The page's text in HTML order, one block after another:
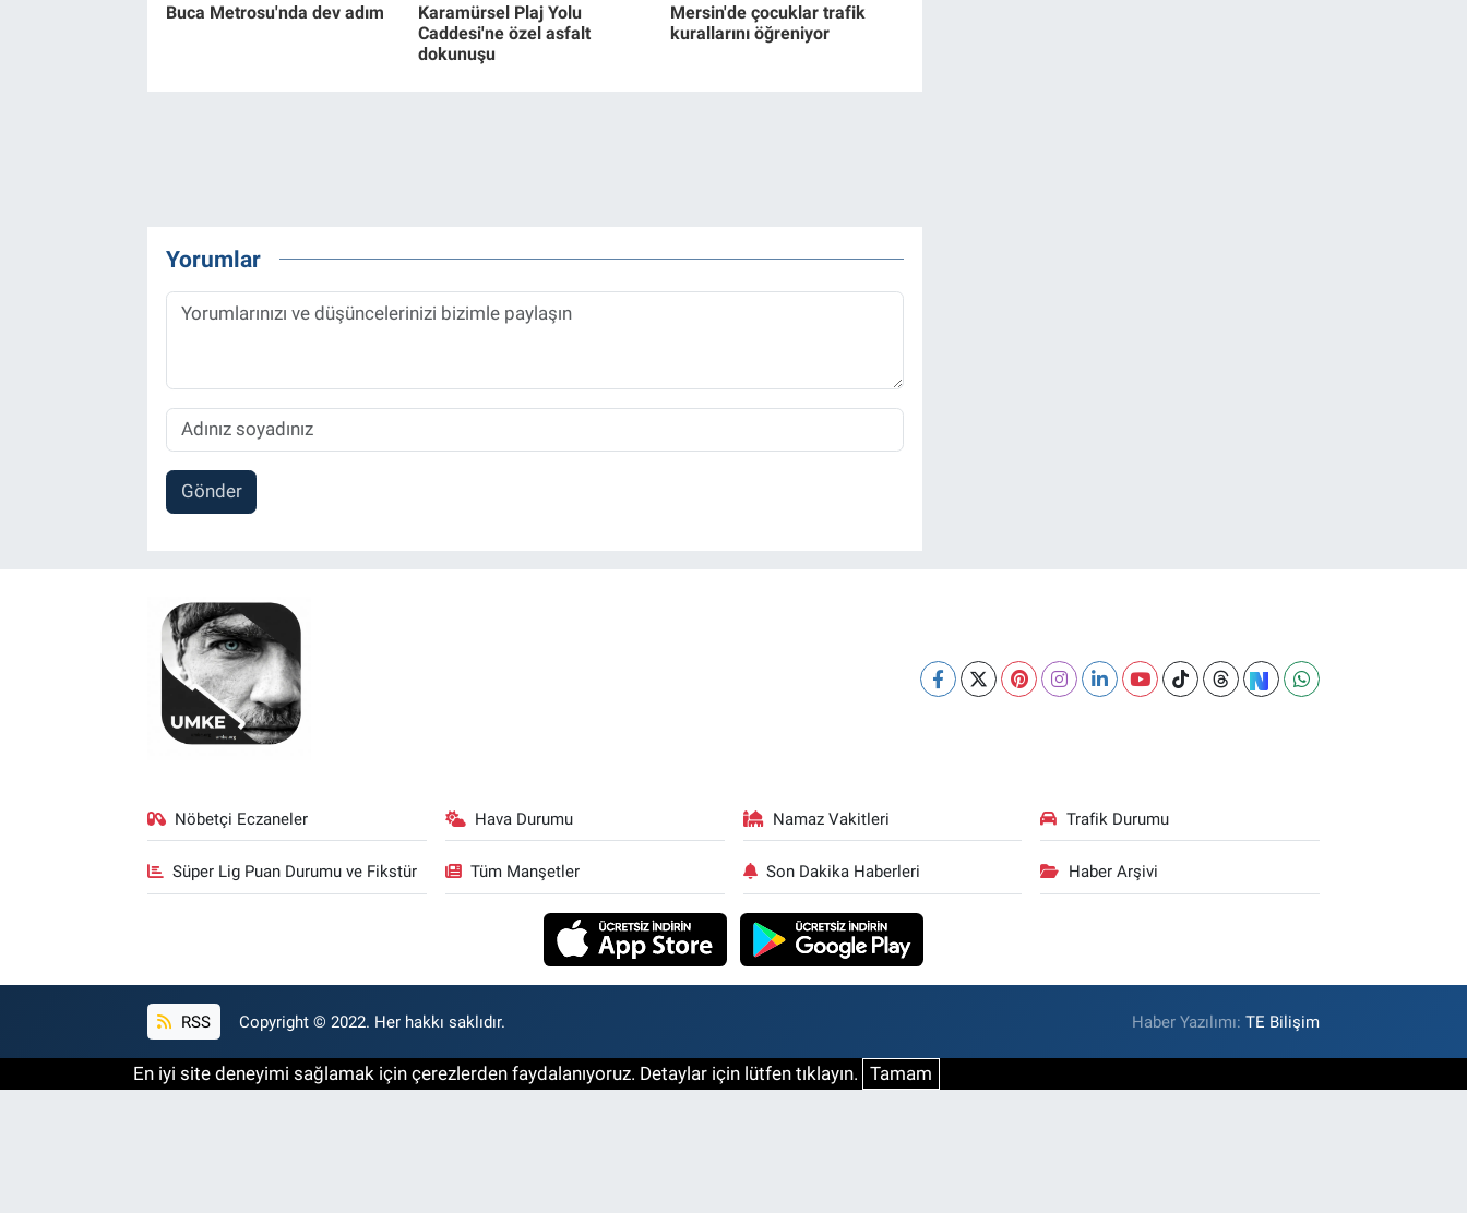
Buca Metrosu'nda dev adım
Karamürsel Plaj Yolu
Caddesi'ne özel asfalt
dokunuşu
Mersin'de çocuklar trafik
kurallarını öğreniyor
Yorumlar
Gönder
Nöbetçi Eczaneler Hava Durumu Namaz Vakitleri Trafik Durumu
Süper Lig Puan Durumu ve Fikstür Tüm Manşetler Son Dakika Haberleri Haber Arşivi
RSS Copyright © 2022. Her hakkı saklıdır. Haber Yazılımı:TE Bilişim
En iyi site deneyimi sağlamak için çerezlerden faydalanıyoruz. Detaylar için lütfen tıklayın. Tamam